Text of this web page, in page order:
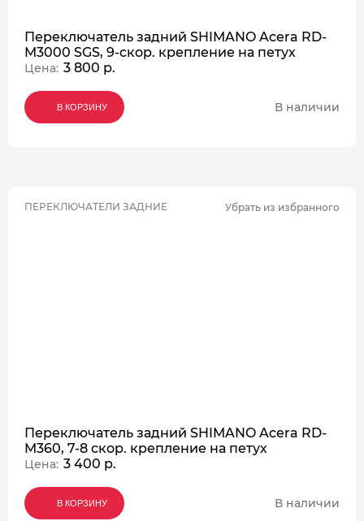
Переключатель задний SHIMANO Acera RD-
M3000 SGS, 9-скор. крепление на петух
Цена: 3 800 р.
В КОРЗИНУ
В КОРЗИНУ
В КОРЗИНУ В наличии
ПЕРЕКЛЮЧАТЕЛИ ЗАДНИЕ Убрать из избранного
Переключатель задний SHIMANO Acera RD-
M360, 7-8 скор. крепление на петух
Цена: 3 400 р.
В КОРЗИНУ
В КОРЗИНУ
В КОРЗИНУ В наличии